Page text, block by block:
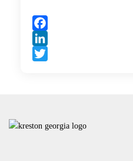
Facebook
LinkedIn